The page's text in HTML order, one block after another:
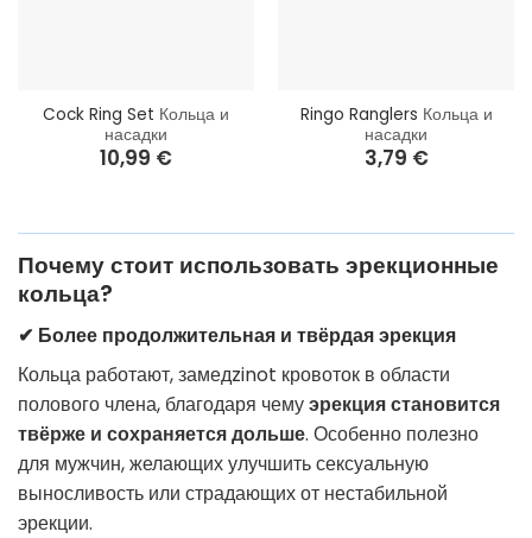
Cock Ring Set Кольца и
насадки
10,99 €
Ringo Ranglers Кольца и
насадки
3,79 €
Почему стоит использовать эрекционные
кольца?
✔ Более продолжительная и твёрдая эрекция
Кольца работают, замедzinot кровоток в области
полового члена, благодаря чемуэрекция становится
твёрже и сохраняется дольше. Особенно полезно
для мужчин, желающих улучшить сексуальную
выносливость или страдающих от нестабильной
эрекции.